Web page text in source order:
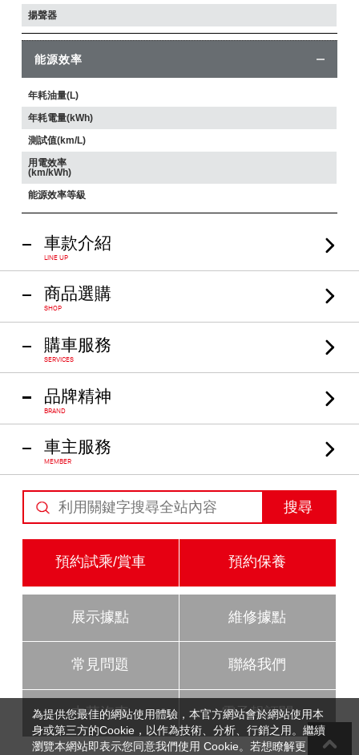
揚聲器
能源效率
年耗油量(L)
年耗電量(kWh)
測試值(km/L)
用電效率
(km/kWh)
能源效率等級
車款介紹
LINE UP
商品選購
SHOP
購車服務
SERVICES
品牌精神
BRAND
車主服務
MEMBER
搜尋
預約試乘/賞車 預約保養
展示據點 維修據點
常見問題 聯絡我們
中華汽車 電子報訂閱
為提供您最佳的網站使用體驗，本官方網站會於網站使用本
身或第三方的Cookie，以作為技術、分析、行銷之用。繼續
瀏覽本網站即表示您同意我們使用 Cookie。若想瞭解更